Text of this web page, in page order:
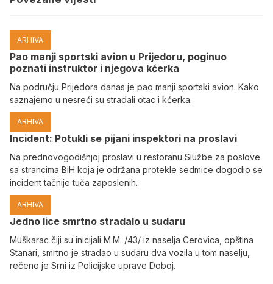
ARHIVA
Pao manji sportski avion u Prijedoru, poginuo
poznati instruktor i njegova kćerka
Na području Prijedora danas je pao manji sportski avion. Kako
saznajemo u nesreći su stradali otac i kćerka.
ARHIVA
Incident: Potukli se pijani inspektori na proslavi
Na prednovogodišnjoj proslavi u restoranu Službe za poslove
sa strancima BiH koja je održana protekle sedmice dogodio se
incident tačnije tuča zaposlenih.
ARHIVA
Јedno lice smrtno stradalo u sudaru
Muškarac čiji su inicijali M.M. /43/ iz naselja Cerovica, opština
Stanari, smrtno je stradao u sudaru dva vozila u tom naselju,
rečeno je Srni iz Policijske uprave Doboj.